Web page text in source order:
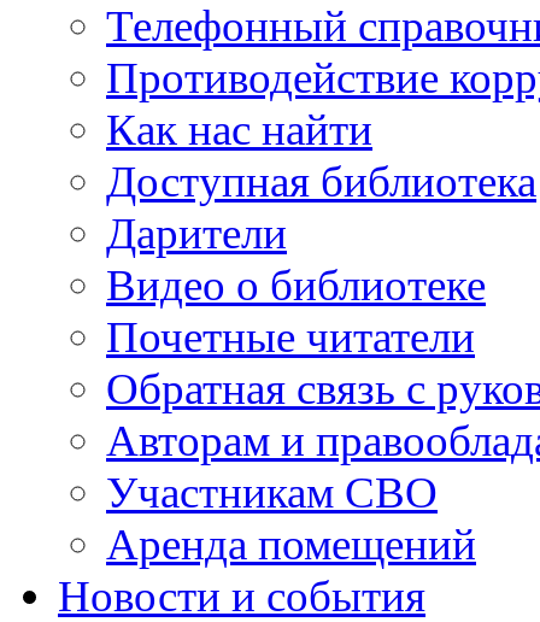
Телефонный
Противодействие
Как нас найти
Доступная библиотека
Дарители
Видео о библиотеке
Почетные читатели
Обратная связь с
Авторам и
Участникам СВО
Аренда помещений
Новости и события